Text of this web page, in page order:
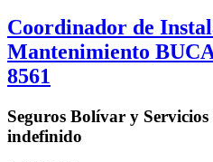
Coordinador de
Mantenimiento
8561
Seguros Bolívar y
indefinido